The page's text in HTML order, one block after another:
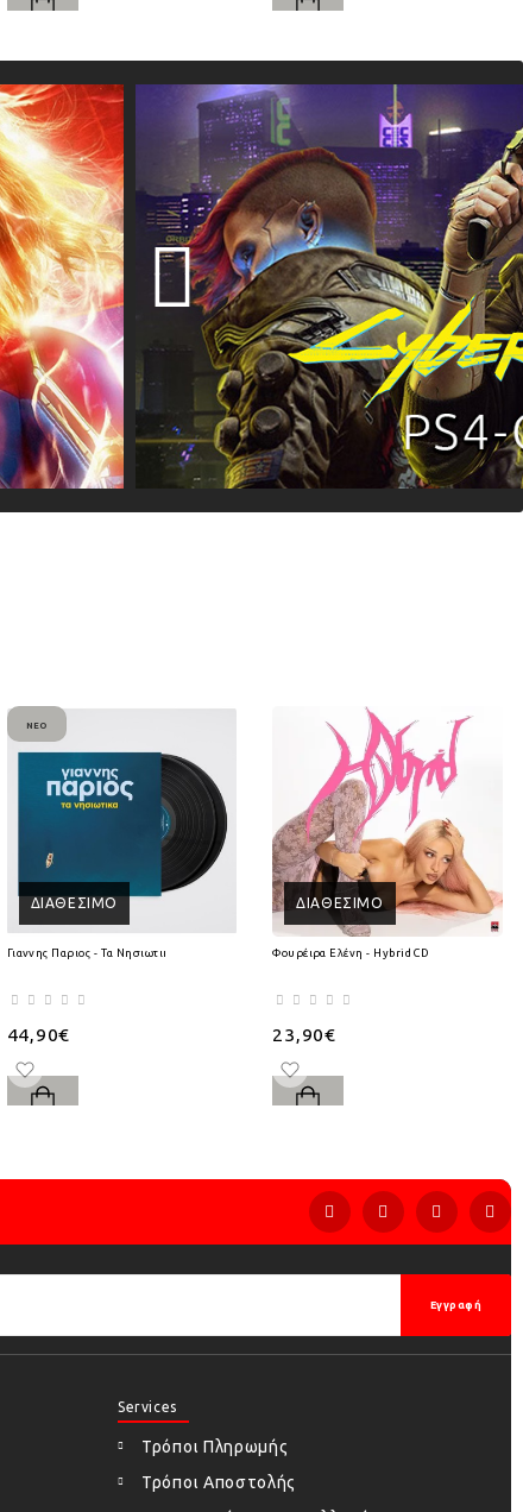
ΔΙΑΘΈΣΙΜΟ
ΝΈΟ
Γιαννης Παριος - Τα Νησιωτικα (2Lp) (Βινύλιο)
44,90€
ΔΙΑΘΈΣΙΜΟ
Φουρέιρα Ελένη - Hybrid CD
23,90€
Εγγραφή
Services
Τρόποι Πληρωμής
Τρόποι Αποστολής